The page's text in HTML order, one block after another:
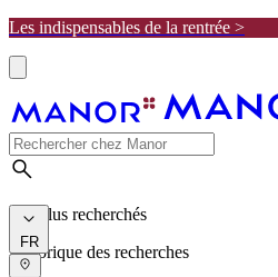
Les indispensables de la rentrée >
Les plus recherchés
Historique des recherches
FR